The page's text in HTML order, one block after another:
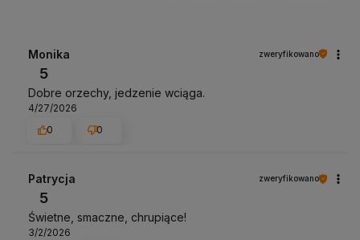
Monika zweryfikowano
5
Dobre orzechy, jedzenie wciąga.
4/27/2026
0
0
Patrycja zweryfikowano
5
Świetne, smaczne, chrupiące!
3/2/2026